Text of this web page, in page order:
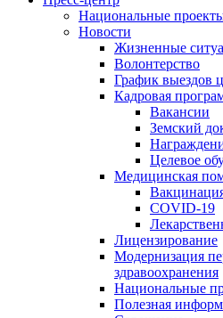
Национальные
Новости
Жизненные
Волонтерство
График выездов
Кадровая
Вакансии
Земский
Целевое
Медицинская
COVID-19
Лицензирование
Модернизация
здравоохранения
Национальные
Полезная